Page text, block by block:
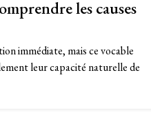
les causes
immédiate, mais ce vocable
leur capacité naturelle de